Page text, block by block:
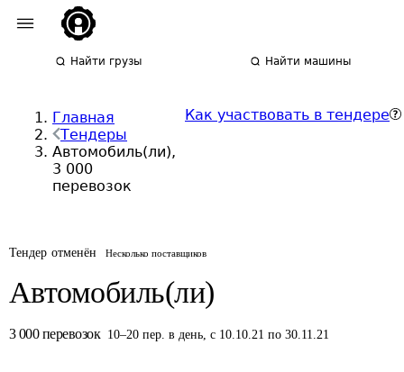
Найти грузы Найти машины
Главная
Тендеры
Автомобиль(ли),
3 000
перевозок
Как участвовать в тендере
Тендер отменён Несколько поставщиков
Автомобиль(ли)
3 000 перевозок 10–20 пер. в день,с 10.10.21 по 30.11.21